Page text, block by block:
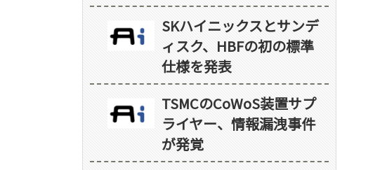
SKハイニックスとサンデ
ィスク、HBFの初の標準
仕様を発表
TSMCのCoWoS装置サプ
ライヤー、情報漏洩事件
が発覚